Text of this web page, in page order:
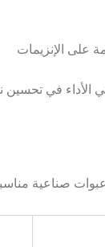
على الإنزيمات
في تحسين
صناعية